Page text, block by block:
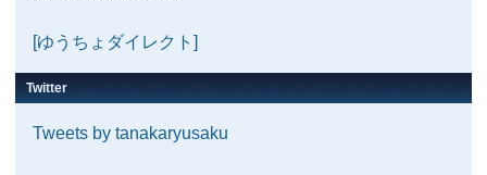
[ゆうちょダイレクト]
Twitter
Tweets by tanakaryusaku